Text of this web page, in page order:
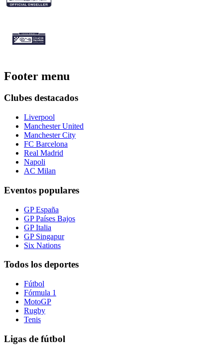
Footer menu
Clubes destacados
Liverpool
Manchester United
Manchester City
FC Barcelona
Real Madrid
Napoli
AC Milan
Eventos populares
GP España
GP Países Bajos
GP Italia
GP Singapur
Six Nations
Todos los deportes
Fútbol
Fórmula 1
MotoGP
Rugby
Tenis
Ligas de fútbol